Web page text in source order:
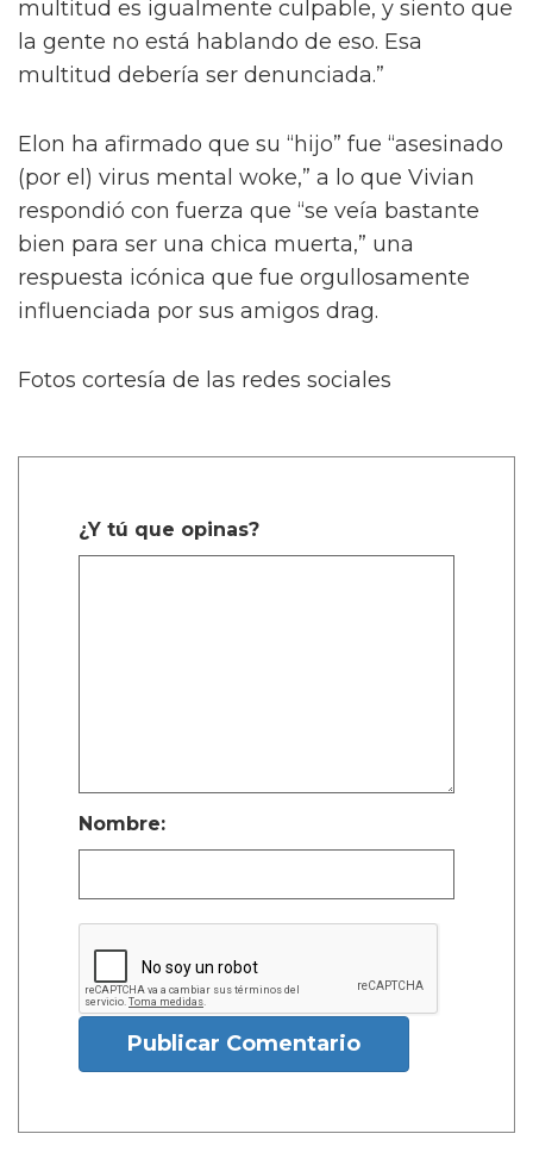
multitud es igualmente culpable, y siento que
la gente no está hablando de eso. Esa
multitud debería ser denunciada.”
Elon ha afirmado que su “hijo” fue “asesinado
(por el) virus mental woke,” a lo que Vivian
respondió con fuerza que “se veía bastante
bien para ser una chica muerta,” una
respuesta icónica que fue orgullosamente
influenciada por sus amigos drag.
Fotos cortesía de las redes sociales
¿Y tú que opinas?
Nombre:
Publicar Comentario